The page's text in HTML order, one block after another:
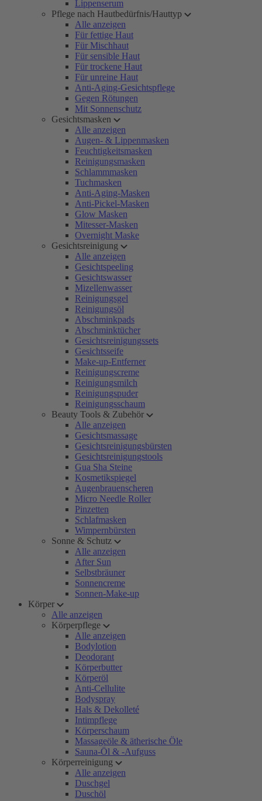
Lippenserum
Pflege nach Hautbedürfnis/Hauttyp
Alle anzeigen
Für fettige Haut
Für Mischhaut
Für sensible Haut
Für trockene Haut
Für unreine Haut
Anti-Aging-Gesichtspflege
Gegen Rötungen
Mit Sonnenschutz
Gesichtsmasken
Alle anzeigen
Augen- & Lippenmasken
Feuchtigkeitsmasken
Reinigungsmasken
Schlammmasken
Tuchmasken
Anti-Aging-Masken
Anti-Pickel-Masken
Glow Masken
Mitesser-Masken
Overnight Maske
Gesichtsreinigung
Alle anzeigen
Gesichtspeeling
Gesichtswasser
Mizellenwasser
Reinigungsgel
Reinigungsöl
Abschminkpads
Abschminktücher
Gesichtsreinigungssets
Gesichtsseife
Make-up-Entferner
Reinigungscreme
Reinigungsmilch
Reinigungspuder
Reinigungsschaum
Beauty Tools & Zubehör
Alle anzeigen
Gesichtsmassage
Gesichtsreinigungsbürsten
Gesichtsreinigungstools
Gua Sha Steine
Kosmetikspiegel
Augenbrauenscheren
Micro Needle Roller
Pinzetten
Schlafmasken
Wimpernbürsten
Sonne & Schutz
Alle anzeigen
After Sun
Selbstbräuner
Sonnencreme
Sonnen-Make-up
Körper
Alle anzeigen
Körperpflege
Alle anzeigen
Bodylotion
Deodorant
Körperbutter
Körperöl
Anti-Cellulite
Bodyspray
Hals & Dekolleté
Intimpflege
Körperschaum
Massageöle & ätherische Öle
Sauna-Öl & -Aufguss
Körperreinigung
Alle anzeigen
Duschgel
Duschöl